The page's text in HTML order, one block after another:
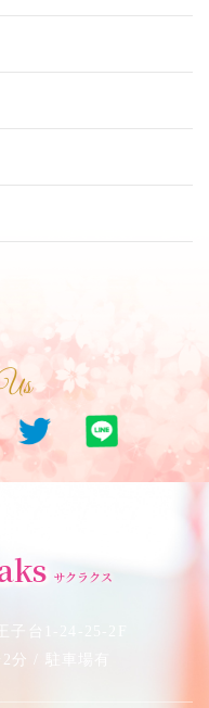
サクラクス
子台1-24-25-2F
分 / 駐車場有